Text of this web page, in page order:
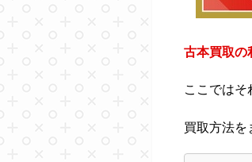
古本買取の
ここではそ
買取方法を